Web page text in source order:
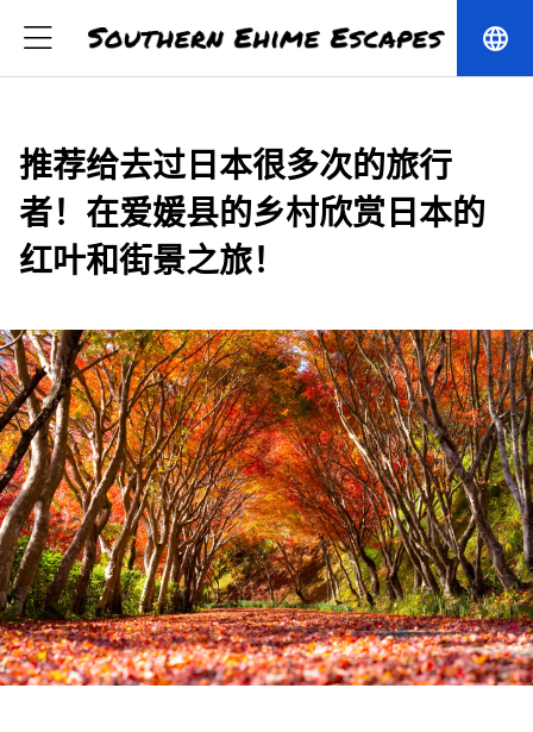
language
推荐给去过日本很多次的旅行
者！在爱媛县的乡村欣赏日本的
红叶和街景之旅！